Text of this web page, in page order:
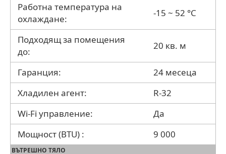
Работна температура на
охлаждане:
-15 ~ 52 °C
Подходящ за помещения
до:
20 кв. м
Гаранция:
24 месеца
Хладилен агент:
R-32
Wi-Fi управление:
Да
Мощност (BTU) :
9 000
ВЪТРЕШНО ТЯЛО